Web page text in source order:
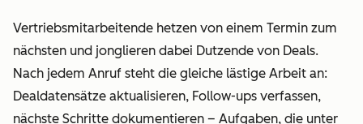
Vertriebsmitarbeitende hetzen von einem Termin zum
nächsten und jonglieren dabei Dutzende von Deals.
Nach jedem Anruf steht die gleiche lästige Arbeit an:
Dealdatensätze aktualisieren, Follow-ups verfassen,
nächste Schritte dokumentieren – Aufgaben, die unter